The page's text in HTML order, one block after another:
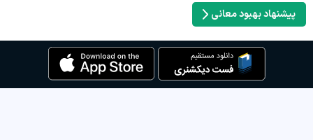
پیشنهاد بهبود معانی